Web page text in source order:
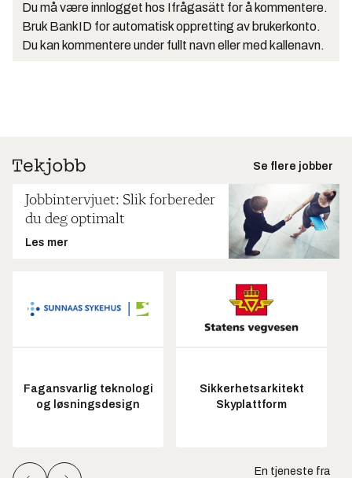
Du må være innlogget hos Ifrågasätt for å kommentere.
Bruk BankID for automatisk oppretting av brukerkonto.
Du kan kommentere under fullt navn eller med kallenavn.
Se flere jobber
Jobbintervjuet: Slik forbereder
du deg optimalt
Les mer
Fagansvarlig teknologi
og løsningsdesign
Sikkerhetsarkitekt
Skyplattform
En tjeneste fra